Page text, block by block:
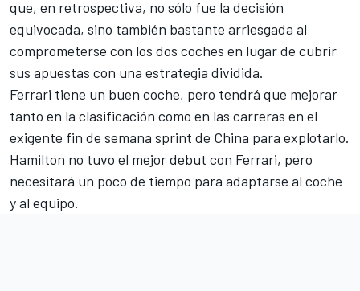
que, en retrospectiva, no sólo fue la decisión
equivocada, sino también bastante arriesgada al
comprometerse con los dos coches en lugar de cubrir
sus apuestas con una estrategia dividida.
Ferrari tiene un buen coche, pero tendrá que mejorar
tanto en la clasificación como en las carreras en el
exigente fin de semana sprint de China para explotarlo.
Hamilton no tuvo el mejor debut con Ferrari, pero
necesitará un poco de tiempo para adaptarse al coche
y al equipo.